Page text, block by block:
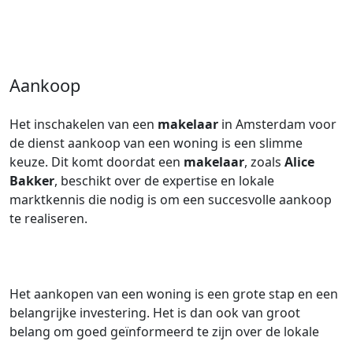
Aankoop
Het inschakelen van een makelaar in Amsterdam voor
de dienst aankoop van een woning is een slimme
keuze. Dit komt doordat een makelaar, zoals Alice
Bakker, beschikt over de expertise en lokale
marktkennis die nodig is om een succesvolle aankoop
te realiseren.
Het aankopen van een woning is een grote stap en een
belangrijke investering. Het is dan ook van groot
belang om goed geïnformeerd te zijn over de lokale